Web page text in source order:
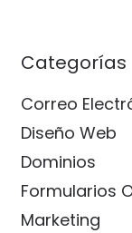
Categorías
Correo
Diseño Web
Dominios
Formularios
Marketing